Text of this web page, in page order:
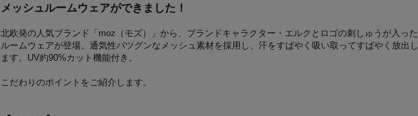
メッシュルームウェアができました！
北欧発の人気ブランド「 moz （モズ）」から、ブランドキャラクター・エルクとロゴの刺しゅうが入った
ルームウェアが登場。通気性バツグンなメッシュ素材を採用し、汗をすばやく吸い取ってすばやく放出し
ます。 UV約90% カット機能付き。
こだわりのポイントをご紹介します。